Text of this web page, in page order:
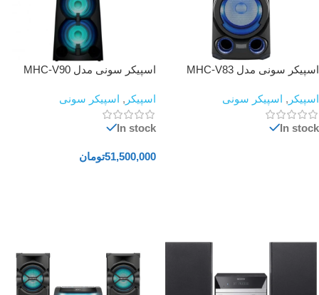
اسپیکر سونی مدل MHC-V83
اسپیکر , اسپیکر سونی
In stock
اسپیکر سونی مدل MHC-V90
اسپیکر , اسپیکر سونی
In stock
51,500,000تومان